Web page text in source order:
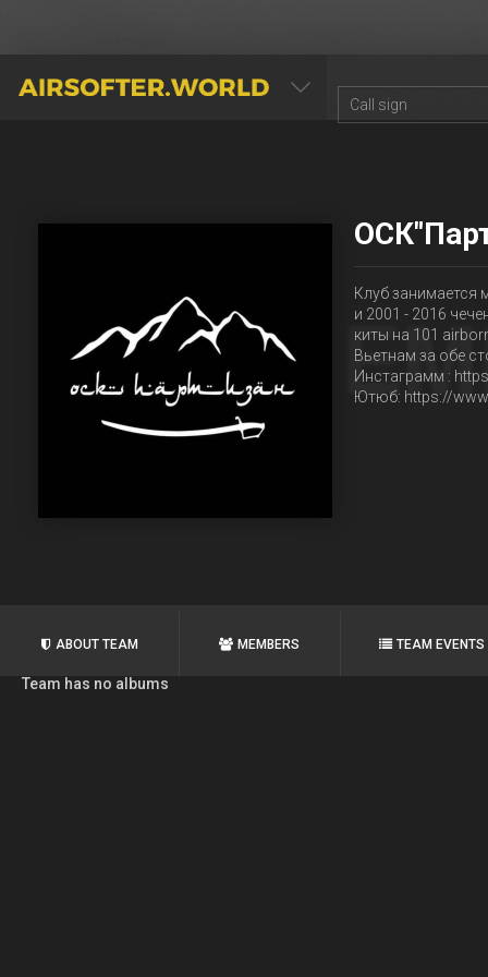
AIRSOFTER.WORLD
Клуб занимается
и 2001 - 2016
киты на 101
Вьетнам за обе
Инстаграмм :
Ютюб: https://
ABOUT TEAM MEMBERS TEAM EVENTS
Team has no albums